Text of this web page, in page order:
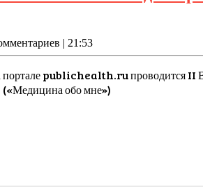
| 21:53
портале publichealth.ru проводится II
обо мне»)